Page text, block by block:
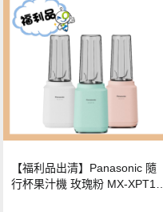
【福利品出清】Panasonic 隨
行杯果汁機 玫瑰粉 MX-XPT10